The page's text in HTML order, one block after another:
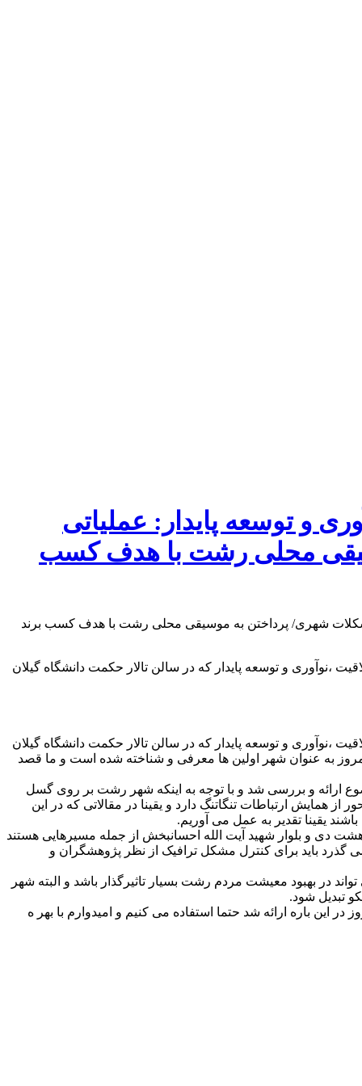
و توسعه پایدار: عملیاتی
محلی رشت با هدف کسب
و توسعه پایدار که در سالن تالار حکمت دانشگاه گیلان
و توسعه پایدار که در سالن تالار حکمت دانشگاه گیلان
به عنوان شهر اولین ها معرفی و شناخته شده است و ما قصد
ارائه و بررسی شد و با توجه به اینکه شهر رشت بر روی گسل
ارتباطات تنگاتنگ دارد و یقینا در مقالاتی که در این
یقینا تقدیر به عمل می آوریم.
دی و بلوار شهید آیت الله احسانبخش از جمله مسیرهایی هستند
گذرد باید برای کنترل مشکل ترافیک از نظر پژوهشگران و
در بهبود معیشت مردم رشت بسیار تاثیرگذار باشد و البته شهر
تبدیل شود.
این باره ارائه شد حتما استفاده می کنیم و امیدوارم با بهر ه